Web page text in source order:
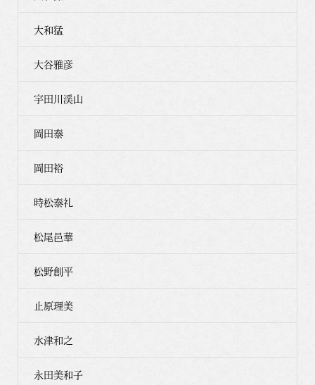
大和猛
大谷雅彦
宇田川渓山
岡田泰
岡田裕
時松泰礼
松尾邑華
松野創平
止原理美
水津和之
永田美和子